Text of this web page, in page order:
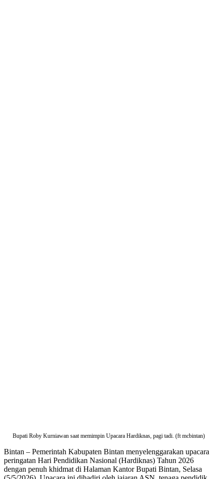
Bupati Roby Kurniawan saat memimpin Upacara Hardiknas, pagi tadi. (ft mcbintan)
Bintan – Pemerintah Kabupaten Bintan menyelenggarakan upacara
peringatan Hari Pendidikan Nasional (Hardiknas) Tahun 2026
dengan penuh khidmat di Halaman Kantor Bupati Bintan, Selasa